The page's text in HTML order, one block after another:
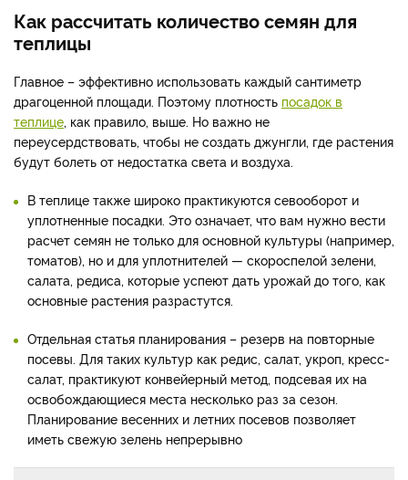
Как рассчитать количество семян для
теплицы
Главное – эффективно использовать каждый сантиметр
драгоценной площади. Поэтому плотность посадок в
теплице, как правило, выше. Но важно не
переусердствовать, чтобы не создать джунгли, где растения
будут болеть от недостатка света и воздуха.
В теплице также широко практикуются севооборот и
уплотненные посадки. Это означает, что вам нужно вести
расчет семян не только для основной культуры (например,
томатов), но и для уплотнителей — скороспелой зелени,
салата, редиса, которые успеют дать урожай до того, как
основные растения разрастутся.
Отдельная статья планирования – резерв на повторные
посевы. Для таких культур как редис, салат, укроп, кресс-
салат, практикуют конвейерный метод, подсевая их на
освобождающиеся места несколько раз за сезон.
Планирование весенних и летних посевов позволяет
иметь свежую зелень непрерывно